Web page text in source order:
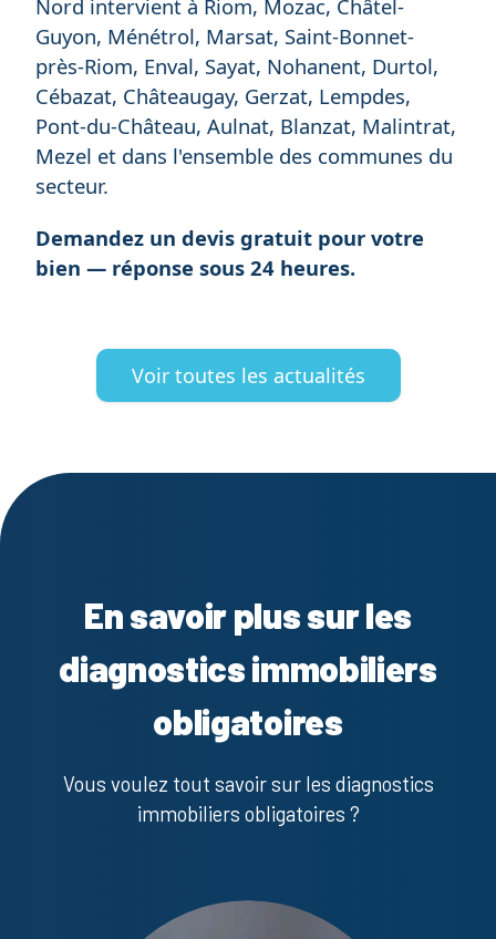
Nord intervient à Riom, Mozac, Châtel-
Guyon, Ménétrol, Marsat, Saint-Bonnet-
près-Riom, Enval, Sayat, Nohanent, Durtol,
Cébazat, Châteaugay, Gerzat, Lempdes,
Pont-du-Château, Aulnat, Blanzat, Malintrat,
Mezel et dans l'ensemble des communes du
secteur.
Demandez un devis gratuit pour votre
bien — réponse sous 24 heures.
Voir toutes les actualités
En savoir plus sur les
diagnostics immobiliers
obligatoires
Vous voulez tout savoir sur les diagnostics
immobiliers obligatoires ?